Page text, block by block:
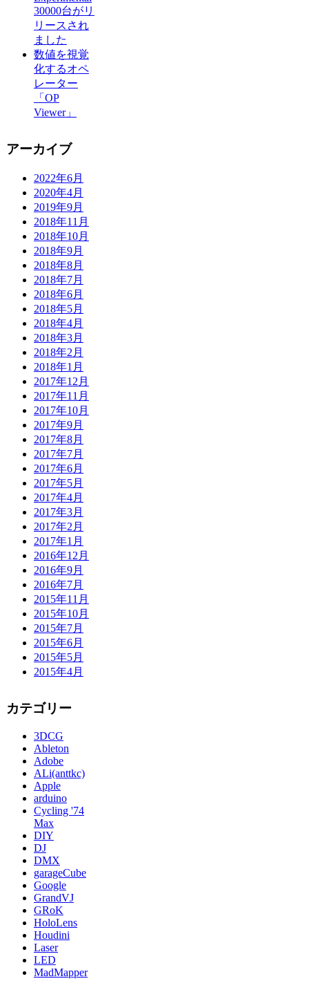
30000台がリ
リースされ
ました
数値を視覚
化するオペ
レーター
「OP
Viewer」
アーカイブ
2022年6月
2020年4月
2019年9月
2018年11月
2018年10月
2018年9月
2018年8月
2018年7月
2018年6月
2018年5月
2018年4月
2018年3月
2018年2月
2018年1月
2017年12月
2017年11月
2017年10月
2017年9月
2017年8月
2017年7月
2017年6月
2017年5月
2017年4月
2017年3月
2017年2月
2017年1月
2016年12月
2016年9月
2016年7月
2015年11月
2015年10月
2015年7月
2015年6月
2015年5月
2015年4月
カテゴリー
3DCG
Ableton
Adobe
ALi(anttkc)
Apple
arduino
Cycling '74
Max
DIY
DJ
DMX
garageCube
Google
GrandVJ
GRoK
HoloLens
Houdini
Laser
LED
MadMapper